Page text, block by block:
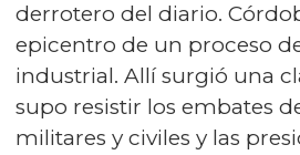
derrotero del diario.
epicentro de un proceso
industrial. Allí surgió una
supo resistir los embates
militares y civiles y las